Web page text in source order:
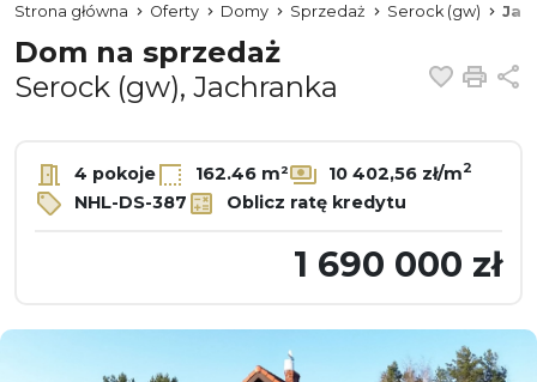
Strona główna Oferty Domy Sprzedaż Serock (gw)
Dom na sprzedaż
Serock (gw), Jachranka
Dodaj
4 pokoje 162.46 m² 10 402,56 zł/m2
NHL-DS-387 Oblicz ratę kredytu
1 690 000 zł